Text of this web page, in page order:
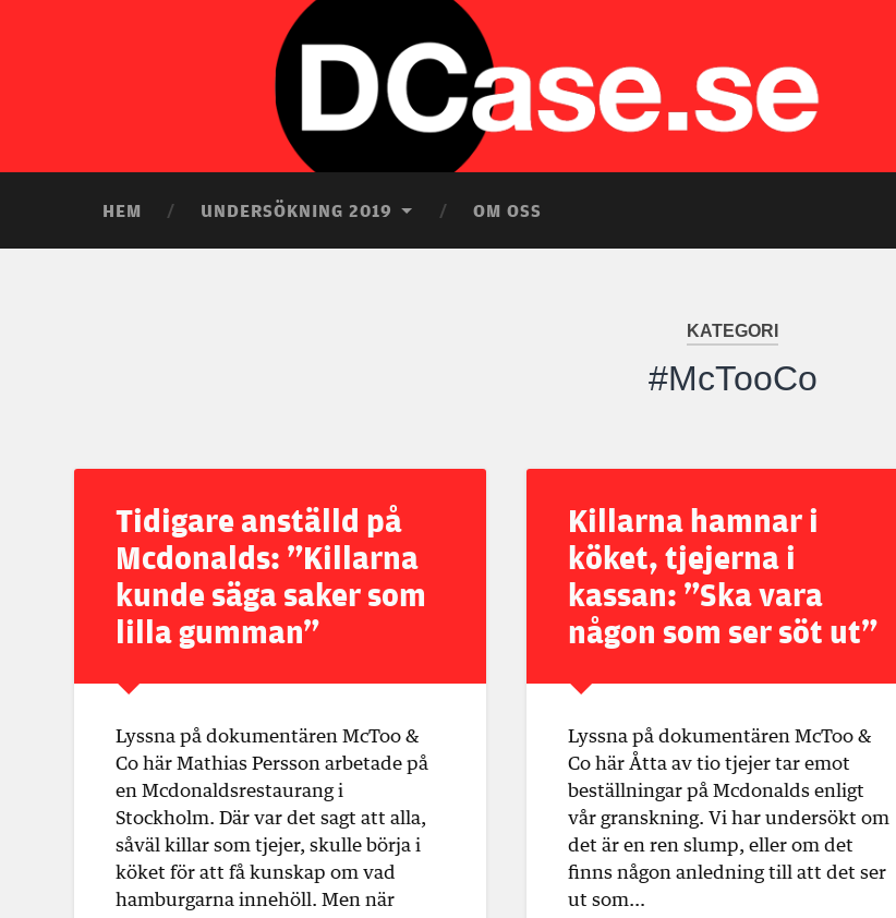
HEM UNDERSÖKNING 2019 OM OSS
KATEGORI
#McTooCo
Tidigare anställd på
Mcdonalds: ”Killarna
kunde säga saker som
lilla gumman”
Lyssna på dokumentären McToo &
Co här Mathias Persson arbetade på
en Mcdonaldsrestaurang i
Stockholm. Där var det sagt att alla,
såväl killar som tjejer, skulle börja i
köket för att få kunskap om vad
hamburgarna innehöll. Men när
Killarna hamnar i
köket, tjejerna i
kassan: ”Ska vara
någon som ser söt ut”
Lyssna på dokumentären McToo &
Co här Åtta av tio tjejer tar emot
beställningar på Mcdonalds enligt
vår granskning. Vi har undersökt om
det är en ren slump, eller om det
finns någon anledning till att det ser
ut som…